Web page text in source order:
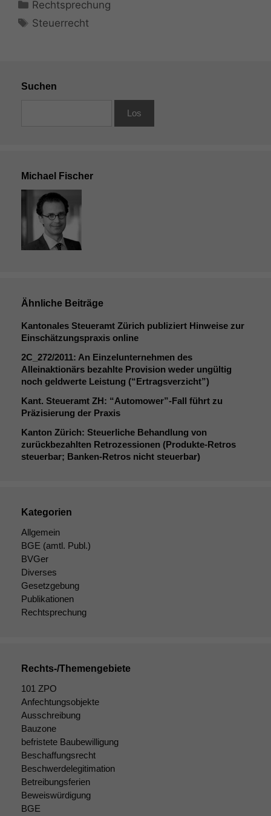
Kategorien
Rechtsprechung
Schlagwörter
Steuerrecht
Suchen
Michael Fischer
Ähnliche Beiträge
Kantonales Steueramt Zürich publiziert Hinweise zur
Einschätzungspraxis online
2C_272/2011: An Einzelunternehmen des
Alleinaktionärs bezahlte Provision weder ungültig
noch geldwerte Leistung (“Ertragsverzicht”)
Kant. Steueramt ZH: “Automower”-Fall führt zu
Präzisierung der Praxis
Kanton Zürich: Steuerliche Behandlung von
zurückbezahlten Retrozessionen (Produkte-Retros
steuerbar; Banken-Retros nicht steuerbar)
Kategorien
Allgemein
BGE (amtl. Publ.)
BVGer
Diverses
Gesetzgebung
Publikationen
Rechtsprechung
Rechts-/Themengebiete
101 ZPO
Anfechtungsobjekte
Ausschreibung
Bauzone
befristete Baubewilligung
Beschaffungsrecht
Beschwerdelegitimation
Betreibungsferien
Beweiswürdigung
BGE